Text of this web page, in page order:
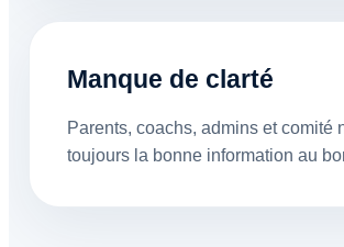
Manque de clarté
Parents, coachs, admins et comité
toujours la bonne information au